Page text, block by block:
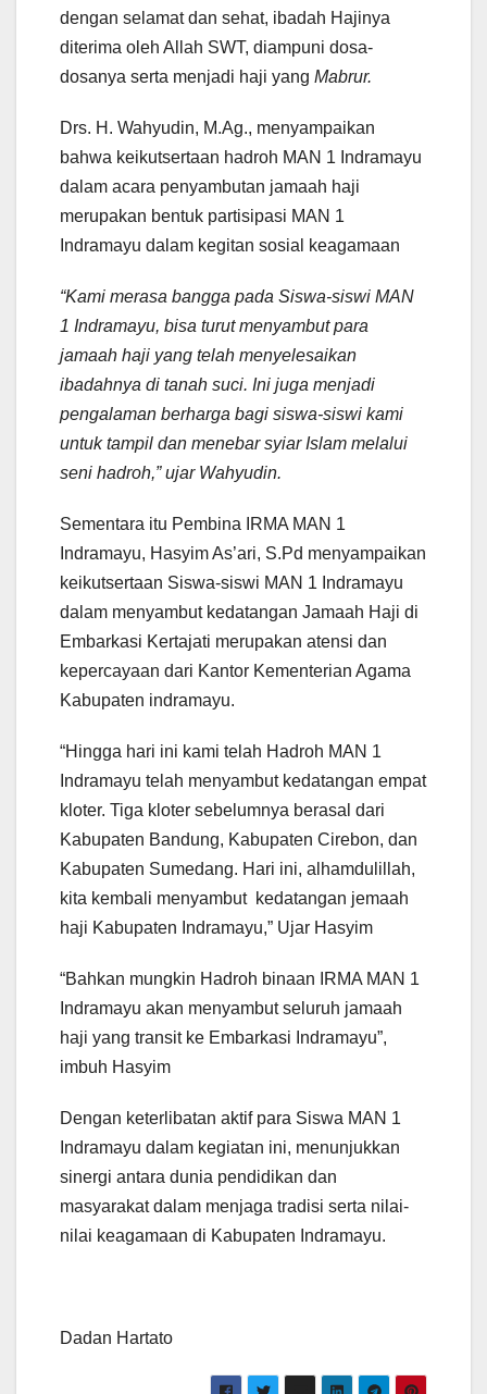
dengan selamat dan sehat, ibadah Hajinya
diterima oleh Allah SWT, diampuni dosa-
dosanya serta menjadi haji yang Mabrur.
Drs. H. Wahyudin, M.Ag., menyampaikan
bahwa keikutsertaan hadroh MAN 1 Indramayu
dalam acara penyambutan jamaah haji
merupakan bentuk partisipasi MAN 1
Indramayu dalam kegitan sosial keagamaan
“Kami merasa bangga pada Siswa-siswi MAN
1 Indramayu, bisa turut menyambut para
jamaah haji yang telah menyelesaikan
ibadahnya di tanah suci. Ini juga menjadi
pengalaman berharga bagi siswa-siswi kami
untuk tampil dan menebar syiar Islam melalui
seni hadroh,”ujar Wahyudin.
Sementara itu Pembina IRMA MAN 1
Indramayu, Hasyim As’ari, S.Pd menyampaikan
keikutsertaan Siswa-siswi MAN 1 Indramayu
dalam menyambut kedatangan Jamaah Haji di
Embarkasi Kertajati merupakan atensi dan
kepercayaan dari Kantor Kementerian Agama
Kabupaten indramayu.
“Hingga hari ini kami telah Hadroh MAN 1
Indramayu telah menyambut kedatangan empat
kloter. Tiga kloter sebelumnya berasal dari
Kabupaten Bandung, Kabupaten Cirebon, dan
Kabupaten Sumedang. Hari ini, alhamdulillah,
kita kembali menyambut kedatangan jemaah
haji Kabupaten Indramayu,” Ujar Hasyim
“Bahkan mungkin Hadroh binaan IRMA MAN 1
Indramayu akan menyambut seluruh jamaah
haji yang transit ke Embarkasi Indramayu”,
imbuh Hasyim
Dengan keterlibatan aktif para Siswa MAN 1
Indramayu dalam kegiatan ini, menunjukkan
sinergi antara dunia pendidikan dan
masyarakat dalam menjaga tradisi serta nilai-
nilai keagamaan di Kabupaten Indramayu.
Dadan Hartato